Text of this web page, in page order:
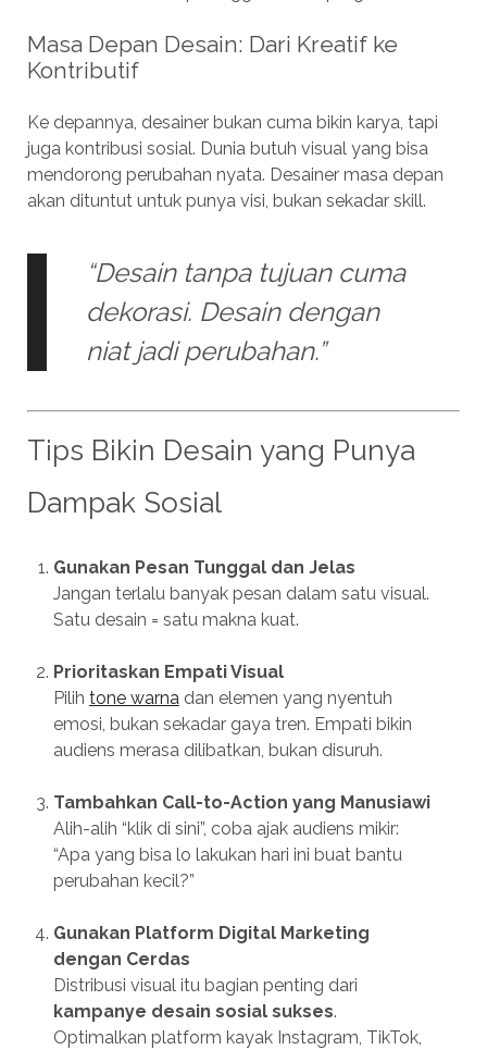
Masa Depan Desain: Dari Kreatif ke
Kontributif
Ke depannya, desainer bukan cuma bikin karya, tapi
juga kontribusi sosial. Dunia butuh visual yang bisa
mendorong perubahan nyata. Desainer masa depan
akan dituntut untuk punya visi, bukan sekadar skill.
“Desain tanpa tujuan cuma
dekorasi. Desain dengan
niat jadi perubahan.”
Tips Bikin Desain yang Punya
Dampak Sosial
Gunakan Pesan Tunggal dan Jelas
Jangan terlalu banyak pesan dalam satu visual.
Satu desain = satu makna kuat.
Prioritaskan Empati Visual
Pilih tone warnadan elemen yang nyentuh
emosi, bukan sekadar gaya tren. Empati bikin
audiens merasa dilibatkan, bukan disuruh.
Tambahkan Call-to-Action yang Manusiawi
Alih-alih “klik di sini”, coba ajak audiens mikir:
“Apa yang bisa lo lakukan hari ini buat bantu
perubahan kecil?”
Gunakan Platform Digital Marketing
dengan Cerdas
Distribusi visual itu bagian penting dari
kampanye desain sosial sukses.
Optimalkan platform kayak Instagram, TikTok,